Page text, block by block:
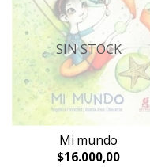
SIN STOCK
Mi mundo
$16.000,00